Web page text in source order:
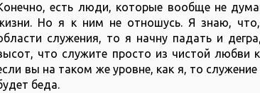
есть люди, которые вообще не
Но я к ним не отношусь. Я знаю,
служения, то я начну падать и
что служите просто из чистой любви
вы на таком же уровне, как я, то
беда.